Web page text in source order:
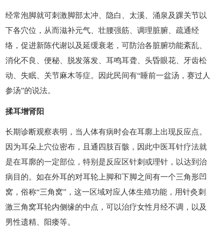
经常泡脚就可刺激脚部太冲、隐白、太溪、涌泉及踝关节以
下各穴位，从而滋补元气、壮腰强筋、调理脏腑、疏通经
络，促进新陈代谢以及延缓衰老，可防治各脏腑功能紊乱、
消化不良、便秘、脱发落发、耳鸣耳聋、头昏眼花、牙齿松
动、失眠、关节麻木等症。因此民间有“睡前一盆汤，赛过人
参汤”的说法。
揉耳增肾阳
长期诊断观察表明，当人体有病时会在耳廓上出现反应点。
因为耳朵上穴位密布，且通四肢百骸，因此中医耳针疗法就
是在耳廓的一定部位，特别是反应区针刺或理针，以达到治
病目的。如在外耳的对耳轮上脚和下脚之间有一个三角形凹
窝，俗称“三角窝”，这一区域对应人体生殖功能，用针灸刺
激三角窝耳轮内侧缘的中点，可以治疗女性月经不调，以及
男性遗精、阳痿等。